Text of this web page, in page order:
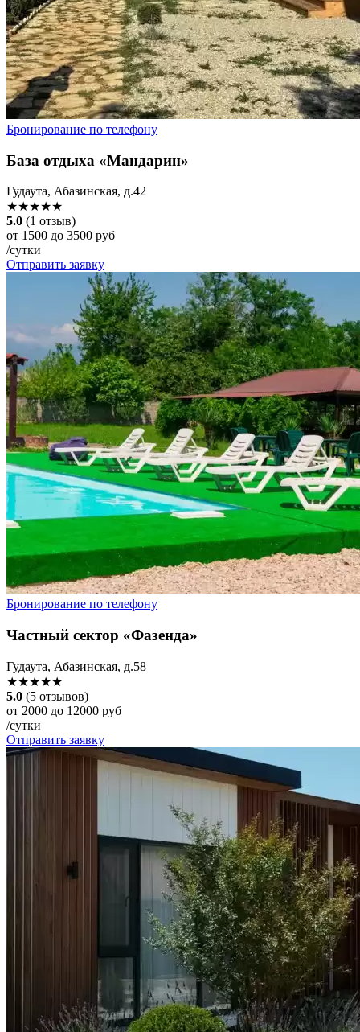
Бронирование по телефону
База отдыха «Мандарин»
Гудаута, Абазинская, д.42
★★★★★
5.0 (1 отзыв)
от 1500 до 3500 руб
/сутки
Отправить заявку
Бронирование по телефону
Частный сектор «Фазенда»
Гудаута, Абазинская, д.58
★★★★★
5.0 (5 отзывов)
от 2000 до 12000 руб
/сутки
Отправить заявку